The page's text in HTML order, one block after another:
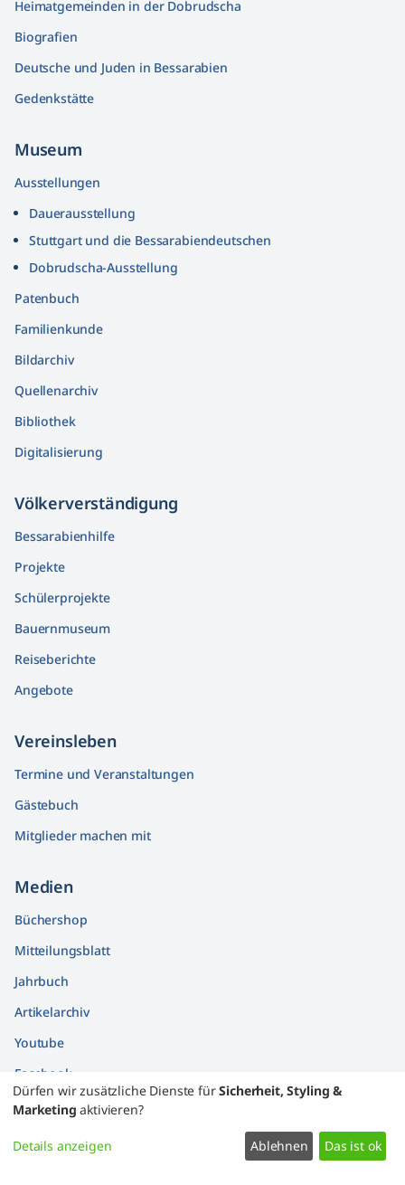
Heimatgemeinden in der Dobrudscha
Biografien
Deutsche und Juden in Bessarabien
Gedenkstätte
Museum
Ausstellungen
Dauerausstellung
Stuttgart und die Bessarabiendeutschen
Dobrudscha­-Ausstellung
Patenbuch
Familienkunde
Bildarchiv
Quellenarchiv
Bibliothek
Digitalisierung
Völkerver­ständigung
Bessarabienhilfe
Projekte
Schülerprojekte
Bauernmuseum
Reiseberichte
Angebote
Vereinsleben
Termine und Veranstaltungen
Gästebuch
Mitglieder machen mit
Medien
Büchershop
Mitteilungsblatt
Jahrbuch
Artikelarchiv
Youtube
Facebook
Findbücher
Widerrufsformular
Dürfen wir zusätzliche Dienste fürSicherheit, Styling &
Marketing aktivieren?
Details anzeigen Ablehnen Das ist ok